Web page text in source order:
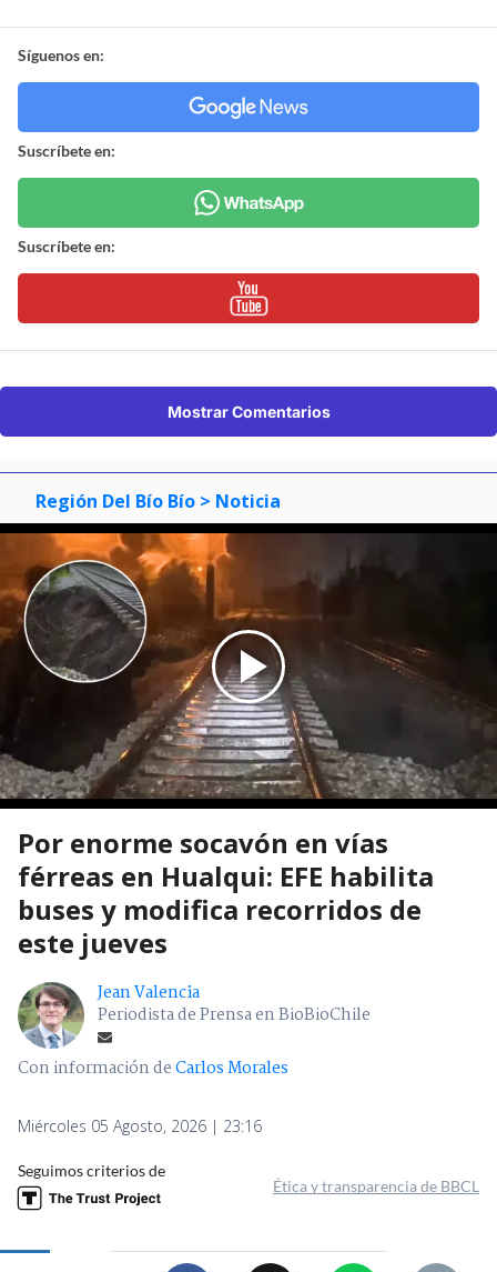
Síguenos en:
Suscríbete en:
Suscríbete en:
Mostrar Comentarios
Región Del Bío Bío > Noticia
Por enorme socavón en vías
férreas en Hualqui: EFE habilita
buses y modifica recorridos de
este jueves
Jean Valencia
Periodista de Prensa en BioBioChile
Con información deCarlos Morales
Miércoles 05 Agosto, 2026 | 23:16
Seguimos criterios de
Ética y transparencia de BBCL